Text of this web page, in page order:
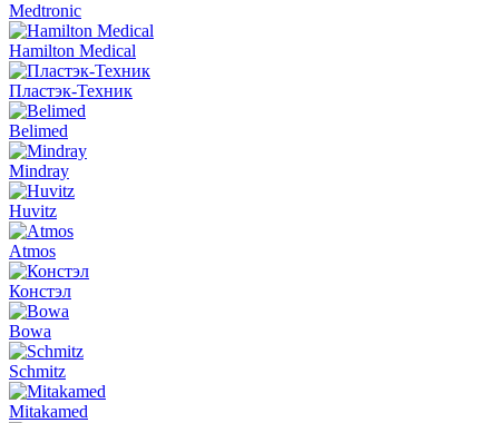
Medtronic
Hamilton Medical
Пластэк-Техник
Belimed
Mindray
Huvitz
Atmos
Констэл
Bowa
Schmitz
Mitakamed